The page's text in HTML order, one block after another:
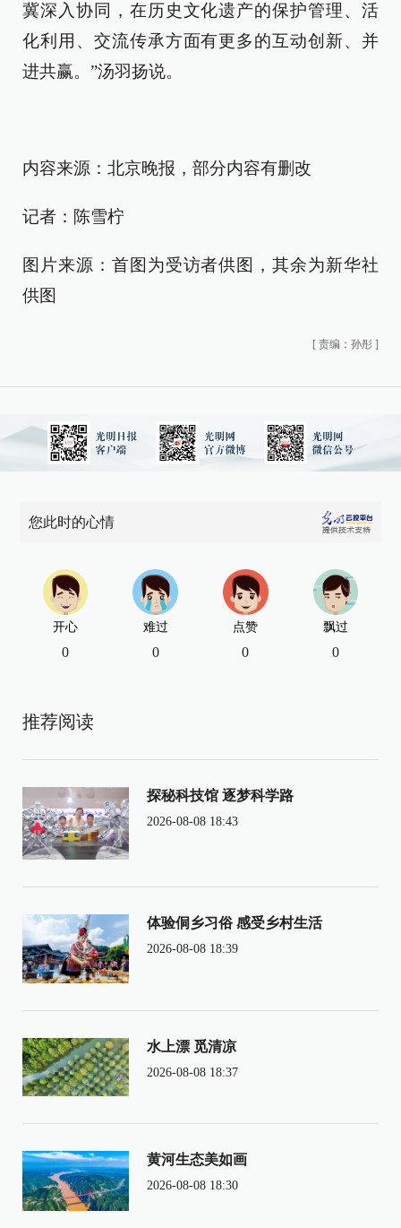
冀深入协同，在历史文化遗产的保护管理、活
化利用、交流传承方面有更多的互动创新、并
进共赢。”汤羽扬说。
内容来源：北京晚报，部分内容有删改
记者：陈雪柠
图片来源：首图为受访者供图，其余为新华社
供图
[ 责编：孙彤 ]
您此时的心情
开心
0
难过
0
点赞
0
飘过
0
推荐阅读
探秘科技馆 逐梦科学路
2026-08-08 18:43
体验侗乡习俗 感受乡村生活
2026-08-08 18:39
水上漂 觅清凉
2026-08-08 18:37
黄河生态美如画
2026-08-08 18:30